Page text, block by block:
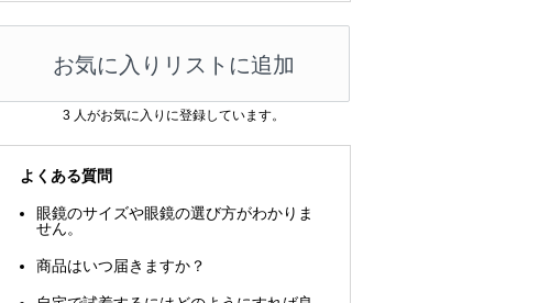
お気に入りリストに追加
3 人がお気に入りに登録しています。
よくある質問
眼鏡のサイズや眼鏡の選び方がわかりま
せん。
商品はいつ届きますか？